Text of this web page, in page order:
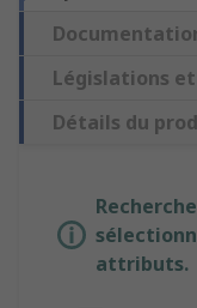
Législations
Détails du
attributs.